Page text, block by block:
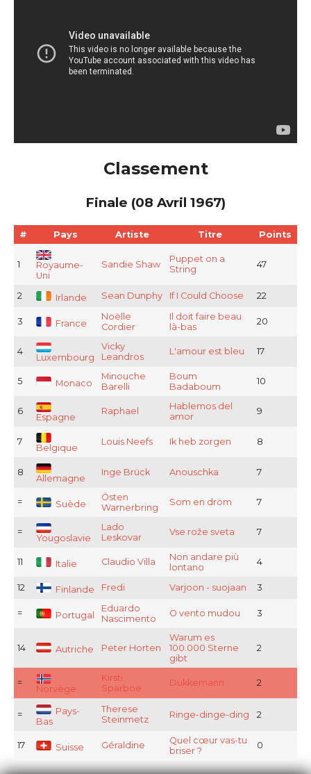
Classement
Finale (08 Avril 1967)
# Pays Artiste Titre Points
1
Royaume-
Uni
Sandie Shaw
Puppet on a
String
47
2 Irlande Sean Dunphy If I Could Choose 22
3 France
Noëlle
Cordier
Il doit faire beau
là-bas
20
4
Luxembourg
Vicky
Leandros
L'amour est bleu 17
5 Monaco
Minouche
Barelli
Boum
Badaboum
10
6
Espagne
Raphael
Hablemos del
amor
9
7
Belgique
Louis Neefs Ik heb zorgen 8
8
Allemagne
Inge Brück Anouschka 7
= Suède
Östen
Warnerbring
Som en dröm 7
=
Yougoslavie
Lado
Leskovar
Vse rože sveta 7
11 Italie Claudio Villa
Non andare più
lontano
4
12 Finlande Fredi Varjoon - suojaan 3
= Portugal
Eduardo
Nascimento
O vento mudou 3
14 Autriche Peter Horten
Warum es
100.000 Sterne
gibt
2
=
Norvège
Kirsti
Sparboe
Dukkemann 2
=
Pays-
Bas
Therese
Steinmetz
Ringe-dinge-ding 2
17 Suisse Géraldine
Quel cœur vas-tu
briser ?
0